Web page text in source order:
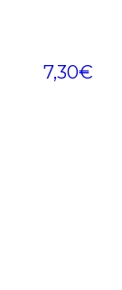
7,30€